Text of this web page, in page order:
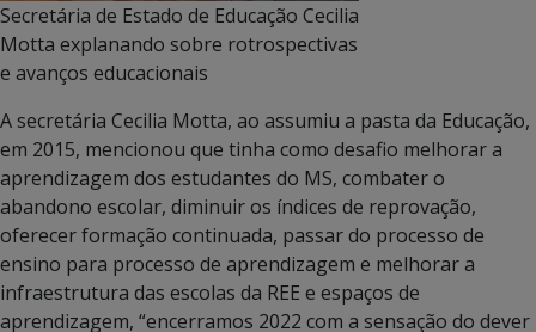
Secretária de Estado de Educação Cecilia
Motta explanando sobre rotrospectivas
e avanços educacionais
A secretária Cecilia Motta, ao assumiu a pasta da Educação,
em 2015, mencionou que tinha como desafio melhorar a
aprendizagem dos estudantes do MS, combater o
abandono escolar, diminuir os índices de reprovação,
oferecer formação continuada, passar do processo de
ensino para processo de aprendizagem e melhorar a
infraestrutura das escolas da REE e espaços de
aprendizagem, “encerramos 2022 com a sensação do dever